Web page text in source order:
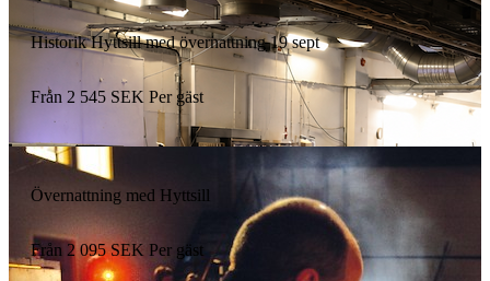
Historik Hyttsill med övernattning 19 sept
Från 2 545 SEK Per gäst
Övernattning med Hyttsill
Från 2 095 SEK Per gäst